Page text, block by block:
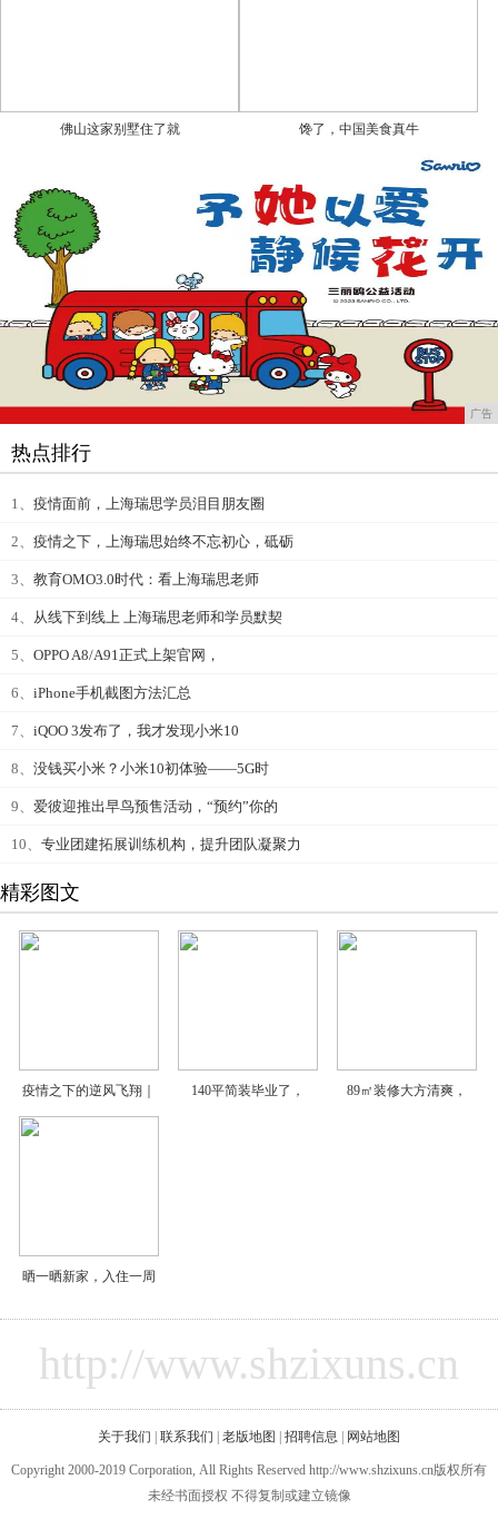
佛山这家别墅住了就 馋了，中国美食真牛
广告
热点排行
1、 疫情面前，上海瑞思学员泪目朋友圈
2、 疫情之下，上海瑞思始终不忘初心，砥砺
3、 教育OMO3.0时代：看上海瑞思老师
4、 从线下到线上 上海瑞思老师和学员默契
5、 OPPO A8/A91正式上架官网，
6、 iPhone手机截图方法汇总
7、 iQOO 3发布了，我才发现小米10
8、 没钱买小米？小米10初体验——5G时
9、 爱彼迎推出早鸟预售活动，“预约”你的
10、 专业团建拓展训练机构，提升团队凝聚力
精彩图文
疫情之下的逆风飞翔｜ 140平简装毕业了， 89㎡装修大方清爽，
晒一晒新家，入住一周
http://www.shzixuns.cn
关于我们 | 联系我们 | 老版地图 | 招聘信息 | 网站地图
Copyright 2000-2019 Corporation, All Rights Reserved http://www.shzixuns.cn版权所有
未经书面授权 不得复制或建立镜像